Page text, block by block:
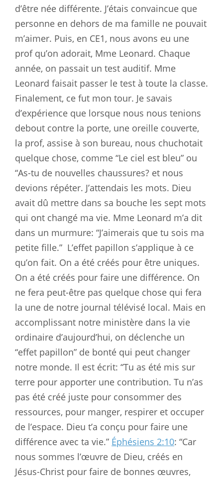
d’être née différente. J’étais convaincue que
personne en dehors de ma famille ne pouvait
m’aimer. Puis, en CE1, nous avons eu une
prof qu’on adorait, Mme Leonard. Chaque
année, on passait un test auditif. Mme
Leonard faisait passer le test à toute la classe.
Finalement, ce fut mon tour. Je savais
d’expérience que lorsque nous nous tenions
debout contre la porte, une oreille couverte,
la prof, assise à son bureau, nous chuchotait
quelque chose, comme “Le ciel est bleu” ou
“As-tu de nouvelles chaussures? et nous
devions répéter. J’attendais les mots. Dieu
avait dû mettre dans sa bouche les sept mots
qui ont changé ma vie. Mme Leonard m’a dit
dans un murmure: “J’aimerais que tu sois ma
petite fille.” L’effet papillon s’applique à ce
qu’on fait. On a été créés pour être uniques.
On a été créés pour faire une différence. On
ne fera peut-être pas quelque chose qui fera
la une de notre journal télévisé local. Mais en
accomplissant notre ministère dans la vie
ordinaire d’aujourd’hui, on déclenche un
“effet papillon” de bonté qui peut changer
notre monde. Il est écrit: “Tu as été mis sur
terre pour apporter une contribution. Tu n’as
pas été créé juste pour consommer des
ressources, pour manger, respirer et occuper
de l’espace. Dieu t’a conçu pour faire une
différence avec ta vie.” Éphésiens 2:10: “Car
nous sommes l’œuvre de Dieu, créés en
Jésus-Christ pour faire de bonnes œuvres,